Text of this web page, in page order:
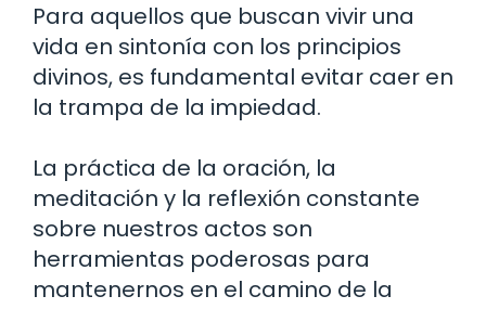
Para aquellos que buscan vivir una
vida en sintonía con los principios
divinos, es fundamental evitar caer en
la trampa de la impiedad.
La práctica de la oración, la
meditación y la reflexión constante
sobre nuestros actos son
herramientas poderosas para
mantenernos en el camino de la